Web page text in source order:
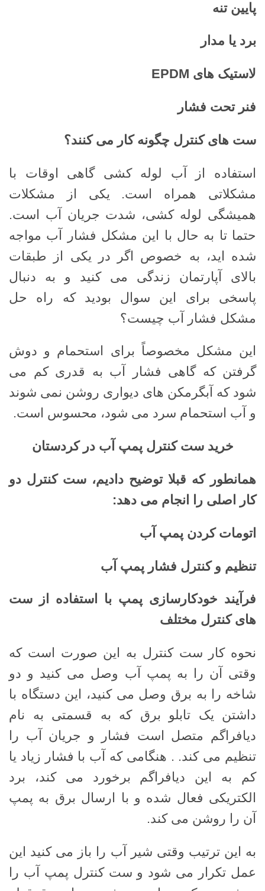
پایین تنه
برد یا مدار
لاستیک های
فنر تحت فشار
ست های کنترل چگونه کار می کنند؟
استفاده از آب لوله کشی گاهی اوقات با
مشکلاتی همراه است. یکی از مشکلات
همیشگی لوله کشی، شدت جریان آب است.
حتما تا به حال با این مشکل فشار آب مواجه
شده اید، به خصوص اگر در یکی از طبقات
بالای آپارتمان زندگی می کنید و به دنبال
پاسخی برای این سوال بودید که راه حل
مشکل فشار آب چیست؟
این مشکل مخصوصاً برای استحمام و دوش
گرفتن که گاهی فشار آب به قدری کم می
شود که آبگرمکن های دیواری روشن نمی شوند
و آب استحمام سرد می شود، محسوس است.
خرید ست کنترل پمپ آب در کردستان
همانطور که قبلا توضیح دادیم، ست کنترل دو
کار اصلی را انجام می دهد:
اتومات کردن پمپ آب
تنظیم و کنترل فشار پمپ آب
فرآیند خودکارسازی پمپ با استفاده از ست
های کنترل مختلف
نحوه کار ست کنترل به این صورت است که
وقتی آن را به پمپ آب وصل می کنید و دو
شاخه را به برق وصل می کنید، این دستگاه با
داشتن یک تابلو برق که به قسمتی به نام
دیافراگم متصل است فشار و جریان آب را
تنظیم می کند. . هنگامی که آب با فشار زیاد یا
کم به این دیافراگم برخورد می کند، برد
الکتریکی فعال شده و با ارسال برق به پمپ
آن را روشن می کند.
به این ترتیب وقتی شیر آب را باز می کنید این
عمل تکرار می شود و ست کنترل پمپ آب را